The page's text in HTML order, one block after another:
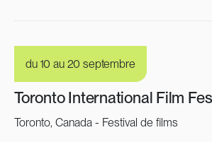
du 10 au 20 septembre
Toronto International Film
Toronto, Canada - Festival de films